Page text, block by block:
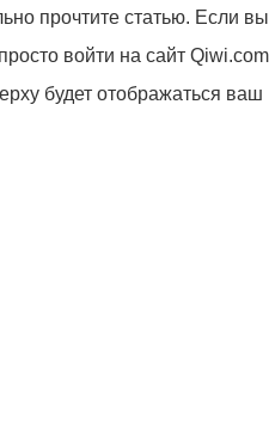
прочтите статью. Если
войти на сайт
будет отображаться